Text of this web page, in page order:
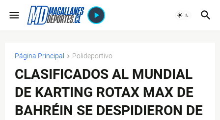
Página Principal Polideportivo
CLASIFICADOS AL MUNDIAL
DE KARTING ROTAX MAX DE
BAHRÉIN SE DESPIDIERON DE